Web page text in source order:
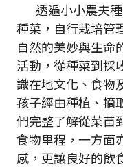
透過小小農夫種
種菜，自行栽培管
自然的美妙與生命
活動，從種菜到採
識在地文化、食物
孩子經由種植、摘
們完整了解從菜苗
食物里程，一方面
感，更讓良好的飲